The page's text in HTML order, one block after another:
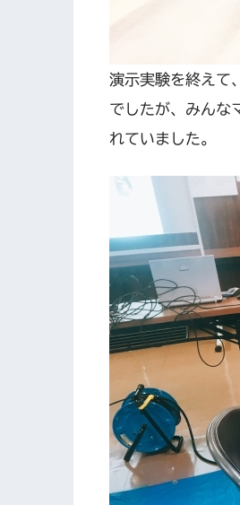
演示実験を終えて
でしたが、みんな
れていました。